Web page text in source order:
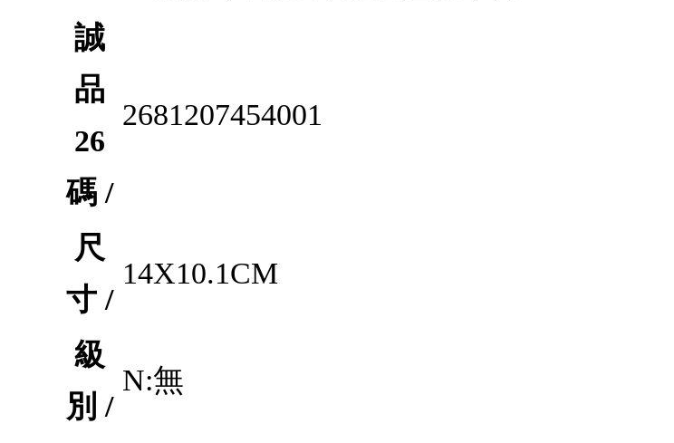
誠
品
26
碼 /
2681207454001
尺
寸 /
14X10.1CM
級
別 /
N:無